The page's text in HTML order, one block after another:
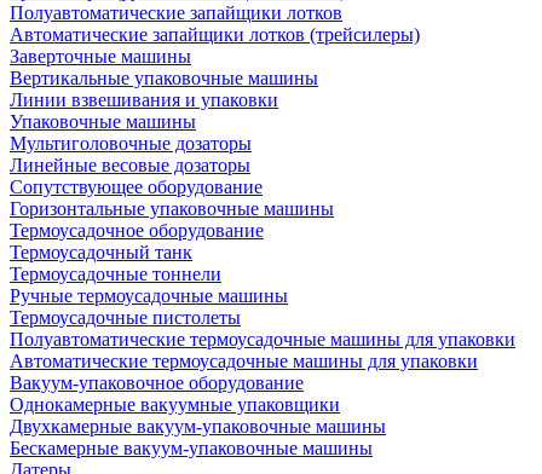
Полуавтоматические запайщики лотков
Автоматические запайщики лотков (трейсилеры)
Заверточные машины
Вертикальные упаковочные машины
Линии взвешивания и упаковки
Упаковочные машины
Мультиголовочные дозаторы
Линейные весовые дозаторы
Сопутствующее оборудование
Горизонтальные упаковочные машины
Термоусадочное оборудование
Термоусадочный танк
Термоусадочные тоннели
Ручные термоусадочные машины
Термоусадочные пистолеты
Полуавтоматические термоусадочные машины для упаковки
Автоматические термоусадочные машины для упаковки
Вакуум-упаковочное оборудование
Однокамерные вакуумные упаковщики
Двухкамерные вакуум-упаковочные машины
Бескамерные вакуум-упаковочные машины
Датеры